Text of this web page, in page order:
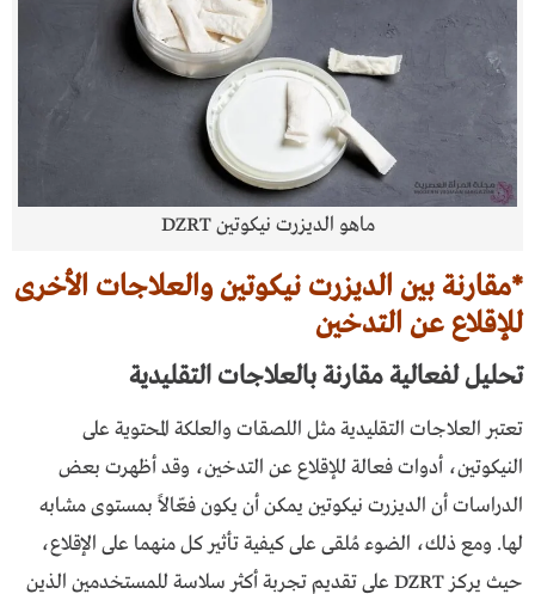
ماهو الديزرت نيكوتين DZRT
*مقارنة بين الديزرت نيكوتين والعلاجات الأخرى
للإقلاع عن التدخين
تحليل لفعالية مقارنة بالعلاجات التقليدية
تعتبر العلاجات التقليدية مثل اللصقات والعلكة المحتوية على
النيكوتين، أدوات فعالة للإقلاع عن التدخين، وقد أظهرت بعض
الدراسات أن الديزرت نيكوتين يمكن أن يكون فعّالاً بمستوى مشابه
لها. ومع ذلك، الضوء مُلقى على كيفية تأثير كل منهما على الإقلاع،
حيث يركز DZRT على تقديم تجربة أكثر سلاسة للمستخدمين الذين